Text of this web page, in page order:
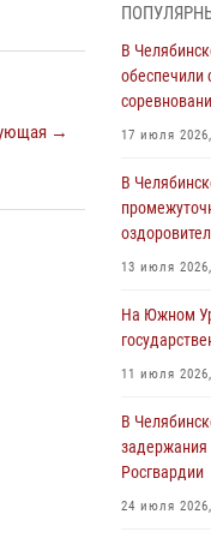
→
грабеже
03 августа
Авиация
санитарных
Республике
Росгвардия
граждан на
В Уральском
заседание
30 июля
В
обеспечили
17 июля
В
13 июля
На Южном
11 июля
В
задержания
Росгвардии
24 июля